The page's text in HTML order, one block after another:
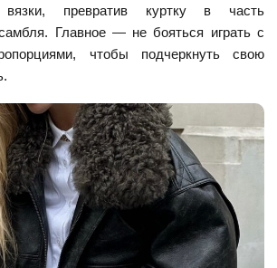
превратив куртку в часть
Главное — не бояться играть с
чтобы подчеркнуть свою